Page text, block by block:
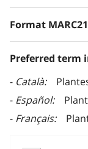
Format MARC21
Preferred term
Català
Español
Français